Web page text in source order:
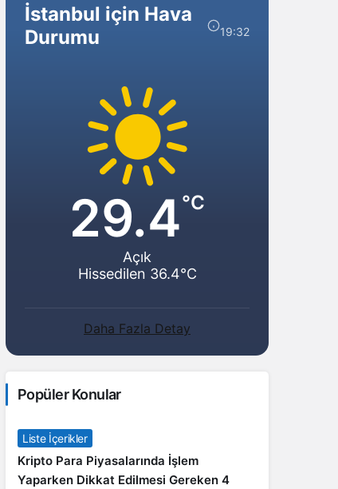
İstanbul için Hava
Durumu
19:32
29.4°C
Açık
Hissedilen 36.4°C
Daha Fazla Detay
Popüler Konular
Liste İçerikler
Kripto Para Piyasalarında İşlem
Yaparken Dikkat Edilmesi Gereken 4